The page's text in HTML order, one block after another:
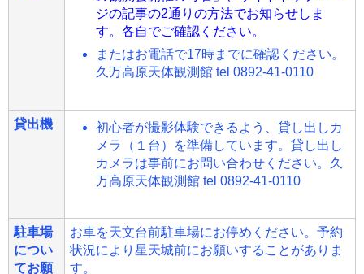
ジの記事の2通りの方法でお知らせしま
す。各自でご確認ください。
またはお電話で17時までに確認ください。
久万高原天体観測館 tel 0892-41-0110
貸出機
初心者が撮影体験できるよう、貸し出しカ
メラ（１台）を準備しています。貸し出し
カメラは事前にお問い合わせください。久
万高原天体観測館 tel 0892-41-0110
駐車場
につい
てお願
お車を天文台前駐車場にお停めください。予約
状況により星天城前にお願いすることがありま
す。